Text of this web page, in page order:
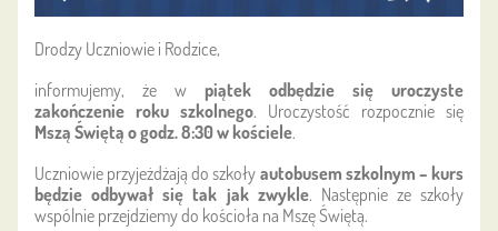
Drodzy Uczniowie i Rodzice,
informujemy, że w piątek odbędzie się uroczyste
zakończenie roku szkolnego. Uroczystość rozpocznie się
Mszą Świętą o godz. 8:30 w kościele.
Uczniowie przyjeżdżają do szkoły autobusem szkolnym – kurs
będzie odbywał się tak jak zwykle. Następnie ze szkoły
wspólnie przejdziemy do kościoła na Mszę Świętą.